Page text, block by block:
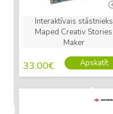
Interaktīvais stāstnieks
Maped Creativ Stories
Maker
33.00€ Apskatīt